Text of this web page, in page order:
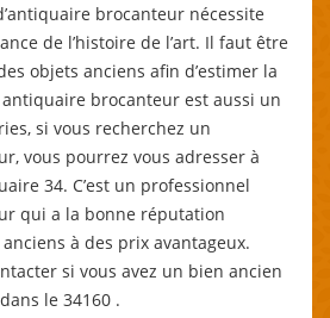
brocanteur nécessite
de l’histoire de l’art. Il faut être
objets anciens afin d’estimer la
antiquaire brocanteur est aussi un
si vous recherchez un
vous pourrez vous adresser à
34. C’est un professionnel
qui a la bonne réputation
à des prix avantageux.
si vous avez un bien ancien
le 34160 .